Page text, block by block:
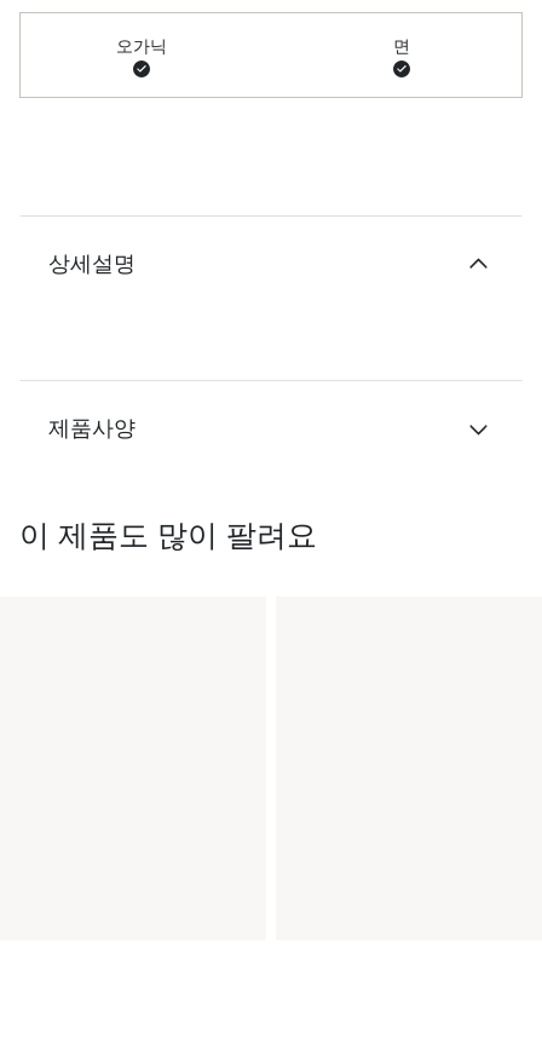
오가닉 면
상세설명
제품사양
이 제품도 많이 팔려요